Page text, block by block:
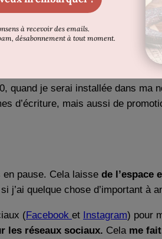
objectifs. Il s’agit simplement
#7
. J’ai en effet signé un
quand je serai installée dans
d’écriture, mais aussi de
pause. Cela laisse de l’espace
j’ai quelque chose d’important à
(Facebook et Instagram) pour
les réseaux sociaux. Cela me